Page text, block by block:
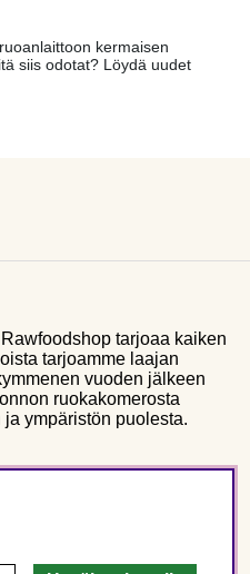
kermaisen
siis odotat? Löydä uudet
tarjoaa kaiken
tarjoamme laajan
vuoden jälkeen
ruokakomerosta
ympäristön puolesta.